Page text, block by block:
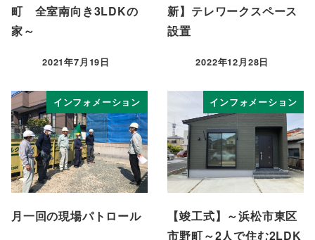
町 全室南向き3LDKの
家～
投稿日
2021年7月19日
新】テレワークスペース
設置
投稿日
2022年12月28日
インフォメーション
月一回の現場パトロール
インフォメーション
【竣工式】～浜松市東区
市野町～2人で住む2LDK